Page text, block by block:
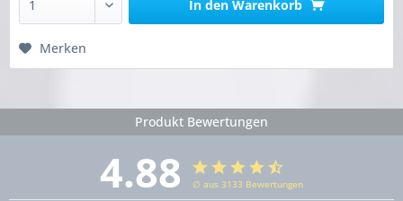
In den Warenkorb
Merken
Produkt Bewertungen
4.88 ∅ aus 3133 Bewertungen